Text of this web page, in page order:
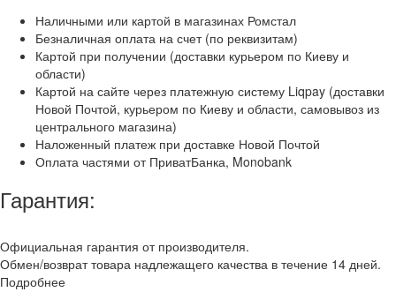
Наличными или картой в магазинах Ромстал
Безналичная оплата на счет (по реквизитам)
Картой при получении (доставки курьером по Киеву и
области)
Картой на сайте через платежную систему Liqpay (доставки
Новой Почтой, курьером по Киеву и области, самовывоз из
центрального магазина)
Наложенный платеж при доставке Новой Почтой
Оплата частями от ПриватБанка, Monobank
Гарантия:
Официальная гарантия от производителя.
Обмен/возврат товара надлежащего качества в течение 14 дней.
Подробнее